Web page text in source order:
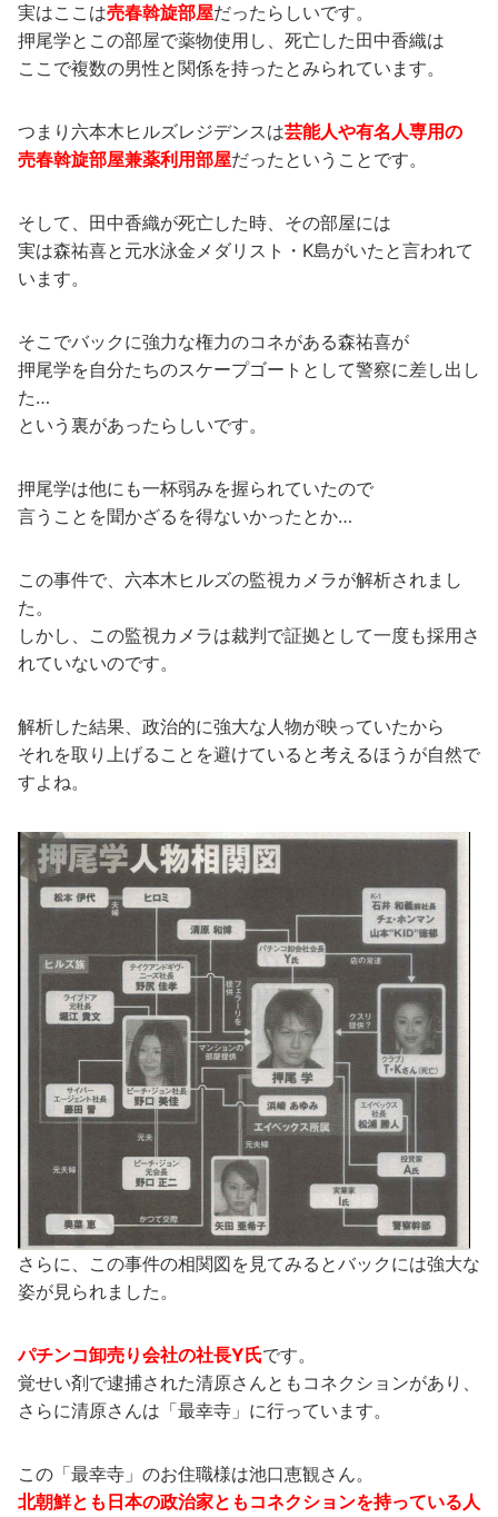
実はここは売春斡旋部屋だったらしいです。
押尾学とこの部屋で薬物使用し、死亡した田中香織は
ここで複数の男性と関係を持ったとみられています。
つまり六本木ヒルズレジデンスは芸能人や有名人専用の
売春斡旋部屋兼薬利用部屋だったということです。
そして、田中香織が死亡した時、その部屋には
実は森祐喜と元水泳金メダリスト・K島がいたと言われて
います。
そこでバックに強力な権力のコネがある森祐喜が
押尾学を自分たちのスケープゴートとして警察に差し出し
た…
という裏があったらしいです。
押尾学は他にも一杯弱みを握られていたので
言うことを聞かざるを得ないかったとか…
この事件で、六本木ヒルズの監視カメラが解析されまし
た。
しかし、この監視カメラは裁判で証拠として一度も採用さ
れていないのです。
解析した結果、政治的に強大な人物が映っていたから
それを取り上げることを避けていると考えるほうが自然で
すよね。
さらに、この事件の相関図を見てみるとバックには強大な
姿が見られました。
パチンコ卸売り会社の社長Y氏です。
覚せい剤で逮捕された清原さんともコネクションがあり、
さらに清原さんは「最幸寺」に行っています。
この「最幸寺」のお住職様は池口恵観さん。
北朝鮮とも日本の政治家ともコネクションを持っている人